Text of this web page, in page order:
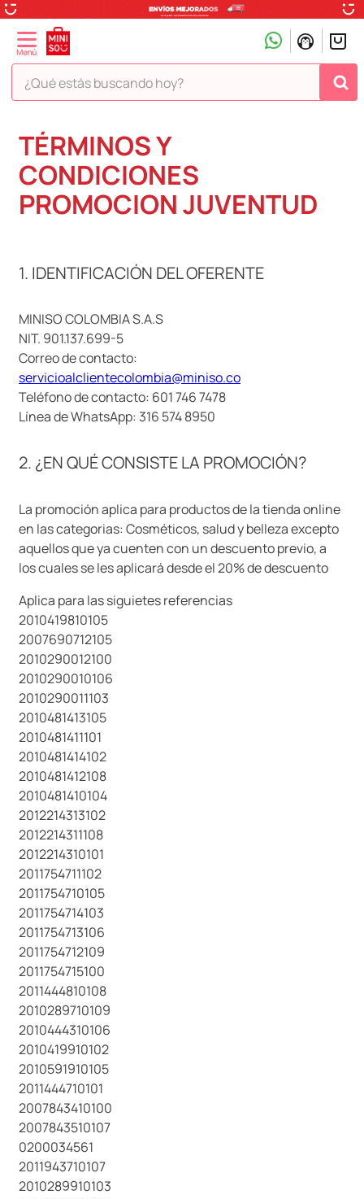
¿Qué estás buscando hoy?
TÉRMINOS Y
CONDICIONES
PROMOCION JUVENTUD
1. IDENTIFICACIÓN DEL OFERENTE
MINISO COLOMBIA S.A.S
NIT. 901.137.699-5
Correo de contacto:
servicioalclientecolombia@miniso.co
Teléfono de contacto: 601 746 7478
Línea de WhatsApp: 316 574 8950
2. ¿EN QUÉ CONSISTE LA PROMOCIÓN?
La promoción aplica para productos de la tienda online
en las categorias: Cosméticos, salud y belleza excepto
aquellos que ya cuenten con un descuento previo, a
los cuales se les aplicará desde el 20% de descuento
Aplica para las siguietes referencias
2010419810105
2007690712105
2010290012100
2010290010106
2010290011103
2010481413105
2010481411101
2010481414102
2010481412108
2010481410104
2012214313102
2012214311108
2012214310101
2011754711102
2011754710105
2011754714103
2011754713106
2011754712109
2011754715100
2011444810108
2010289710109
2010444310106
2010419910102
2010591910105
2011444710101
2007843410100
2007843510107
0200034561
2011943710107
2010289910103
TÉRMINOS MÁS BUSCADOS
1.
peluche
2.
hello kitty
3
snoopy
5
termo
7.
termos
8.
toy story
9.
llaveros
10. one piece